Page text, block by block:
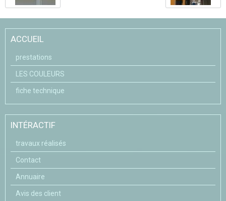
ACCUEIL
prestations
LES COULEURS
fiche technique
INTÉRACTIF
travaux réalisés
Contact
Annuaire
Avis des client